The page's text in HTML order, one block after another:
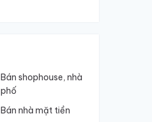
Bán shophouse, nhà
phố
Bán nhà mặt tiền